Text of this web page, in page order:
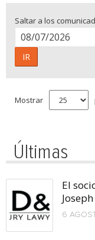
Saltar a los
IR
Mostrar
Últimas
El
6